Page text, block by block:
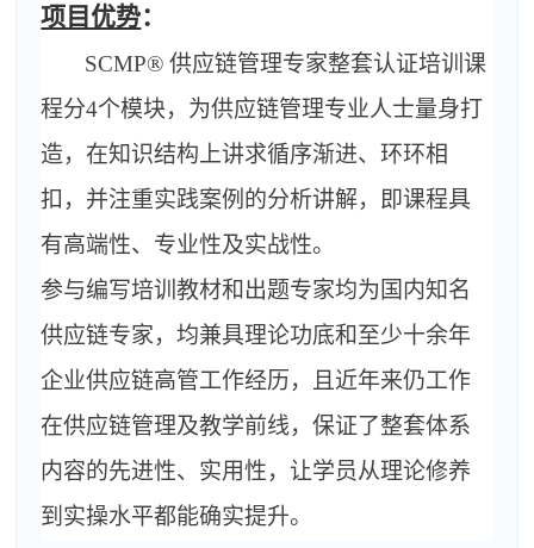
项目优势：
SCMP®供应链管理专家整套认证培训课
程分4个模块，为供应链管理专业人士量身打
造，在知识结构上讲求循序渐进、环环相
扣，并注重实践案例的分析讲解，即课程具
有高端性、专业性及实战性。
参与编写培训教材和出题专家均为国内知名
供应链专家，均兼具理论功底和至少十余年
企业供应链高管工作经历，且近年来仍工作
在供应链管理及教学前线，保证了整套体系
内容的先进性、实用性，让学员从理论修养
到实操水平都能确实提升。